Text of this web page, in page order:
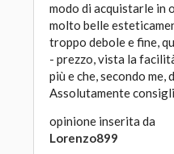
modo di acquistarle in
molto belle
troppo debole e fine,
- prezzo, vista la
più e che, secondo
Assolutamente
opinione inserita da
Lorenzo899